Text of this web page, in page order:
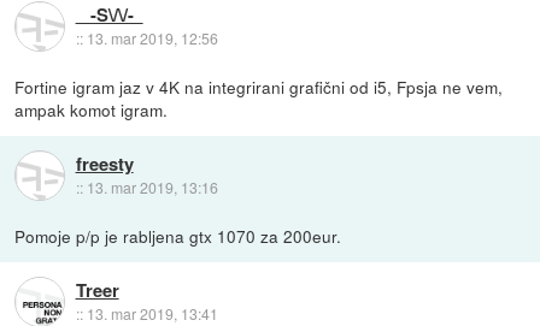
-S\/\/-
:: 13. mar 2019, 12:56
Fortine igram jaz v 4K na integrirani grafični od i5, Fpsja ne vem,
ampak komot igram.
freesty
:: 13. mar 2019, 13:16
Pomoje p/p je rabljena gtx 1070 za 200eur.
Treer
:: 13. mar 2019, 13:41